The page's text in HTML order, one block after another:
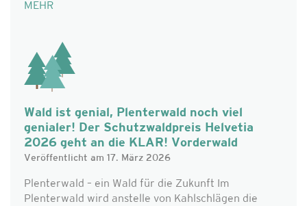
MEHR
Wald ist genial, Plenterwald noch viel
genialer! Der Schutzwaldpreis Helvetia
2026 geht an die KLAR! Vorderwald
Veröffentlicht am 17. März 2026
Plenterwald – ein Wald für die Zukunft Im
Plenterwald wird anstelle von Kahlschlägen die